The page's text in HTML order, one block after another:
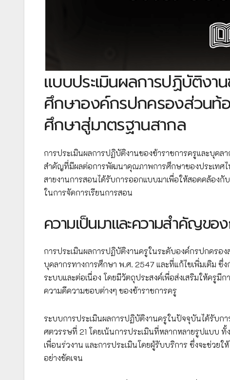
แบบประเมินผลการปฏิบัติงา
ศึกษาองค์กรปกครองส่วนท้
ศึกษาสู่มาตรฐานสากล
การประเมินผลการปฏิบัติงานของข้าราชการครูและบุค
สำคัญที่มีผลต่อการพัฒนาคุณภาพการศึกษาของประเทศ
สายงานการสอนได้รับการออกแบบมาเพื่อให้สอดคล้อง
ในการจัดการเรียนการสอน
ความเป็นมาและความสำคัญขอ
การประเมินผลการปฏิบัติงานครูในระดับองค์กรปกครอ
บุคลากรทางการศึกษา พ.ศ. 2547 และที่แก้ไขเพิ่มเติม ซึ่
ระบบและต่อเนื่อง โดยมีวัตถุประสงค์เพื่อส่งเสริมให้ครู
ความดีความชอบต่างๆ ของข้าราชการครู
ระบบการประเมินผลการปฏิบัติงานครูในปัจจุบันได้รับ
ศตวรรษที่ 21 โดยเน้นการประเมินที่หลากหลายรูปแบบ
เพื่อนร่วงาน และการประเมินโดยผู้รับบริการ ซึ่งจะช่ว
อย่างชัดเจน